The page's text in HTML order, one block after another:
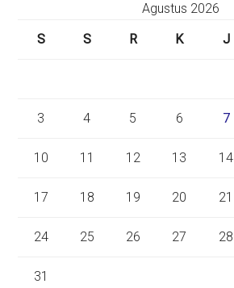
Agustus 2026
S
S R K J
3 4 5 6 7
10 11 12 13 14
17 18 19 20 21
24 25 26 27 28
31